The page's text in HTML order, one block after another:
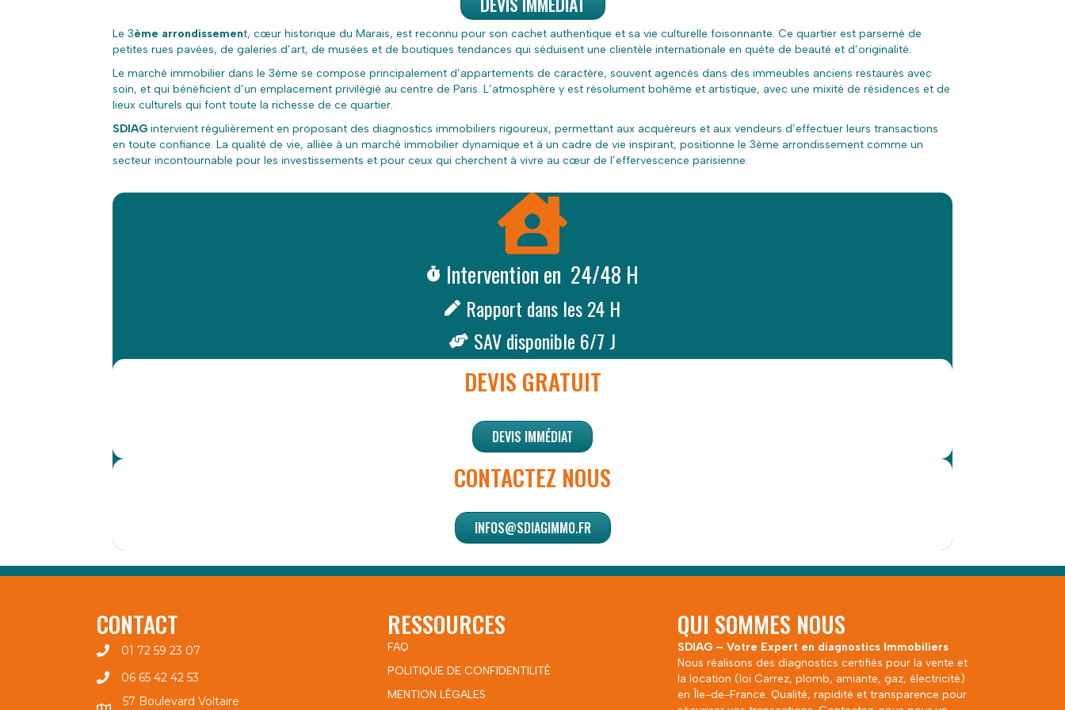
Le 3ème arrondissement, cœur historique du Marais, est reconnu pour son cachet authentique et sa vie culturelle foisonnante. Ce quartier est parsemé de
petites rues pavées, de galeries d’art, de musées et de boutiques tendances qui séduisent une clientèle internationale en quête de beauté et d’originalité.
Le marché immobilier dans le 3ème se compose principalement d’appartements de caractère, souvent agencés dans des immeubles anciens restaurés avec
soin, et qui bénéficient d’un emplacement privilégié au centre de Paris. L’atmosphère y est résolument bohème et artistique, avec une mixité de résidences et de
lieux culturels qui font toute la richesse de ce quartier.
SDIAG intervient régulièrement en proposant des diagnostics immobiliers rigoureux, permettant aux acquéreurs et aux vendeurs d’effectuer leurs transactions
en toute confiance. La qualité de vie, alliée à un marché immobilier dynamique et à un cadre de vie inspirant, positionne le 3ème arrondissement comme un
secteur incontournable pour les investissements et pour ceux qui cherchent à vivre au cœur de l’effervescence parisienne.
Intervention en 24/48 H
Rapport dans les 24 H
SAV disponible 6/7 J
DEVIS GRATUIT
DEVIS IMMÉDIAT
CONTACTEZ NOUS
INFOS@SDIAGIMMO.FR
CONTACT
01 72 59 23 07
06 65 42 42 53
57 Boulevard Voltaire
RESSOURCES
FAQ
POLITIQUE DE CONFIDENTILITÉ
MENTION LÉGALES
QUI SOMMES NOUS
SDIAG – Votre Expert en diagnostics Immobiliers
Nous réalisons des diagnostics certifiés pour la vente et
la location (loi Carrez, plomb, amiante, gaz, électricité)
en Île-de-France. Qualité, rapidité et transparence pour